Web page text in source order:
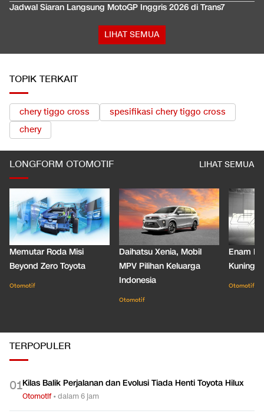
Jadwal Siaran Langsung MotoGP Inggris 2026 di Trans7
LIHAT SEMUA
TOPIK TERKAIT
chery tiggo cross
spesifikasi chery tiggo cross
chery
LONGFORM OTOMOTIF LIHAT SEMUA
Memutar Roda Misi
Beyond Zero Toyota
Otomotif
Daihatsu Xenia, Mobil
MPV Pilihan Keluarga
Indonesia
Otomotif
Enam
Kuning
Otomotif
TERPOPULER
01Kilas Balik Perjalanan dan Evolusi Tiada Henti Toyota Hilux
Otomotif•dalam 6 jam